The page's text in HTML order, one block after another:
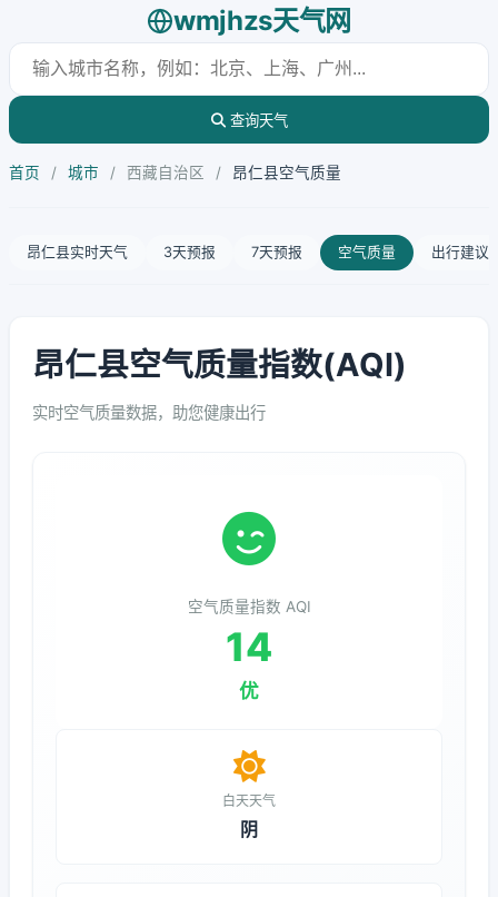
wmjhzs天气网
查询天气
首页 / 城市 / 西藏自治区 / 昂仁县空气质量
昂仁县实时天气 3天预报 7天预报 空气质量 出行建议
昂仁县空气质量指数(AQI)
实时空气质量数据，助您健康出行
空气质量指数 AQI
14
优
白天天气
阴